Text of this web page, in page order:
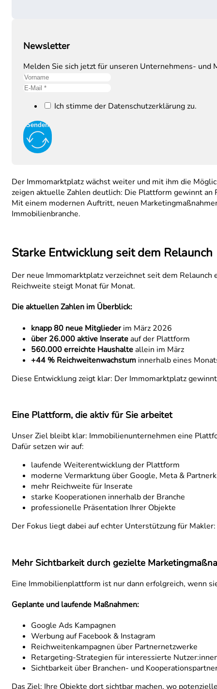
Newsletter
Melden Sie sich jetzt für unseren Unternehmens-
Ich stimme der Datenschutzerklärung zu.
Senden
Der Immomarktplatz wächst weiter und mit ihm die
zeigen aktuelle Zahlen deutlich: Die Plattform gewinnt an
Mit einem modernen Auftritt, neuen
Immobilienbranche.
Starke Entwicklung seit dem Relaunch
Der neue Immomarktplatz verzeichnet seit dem
Reichweite steigt Monat für Monat.
Die aktuellen Zahlen im Überblick:
knapp 80 neue Mitgliederim März 2026
über 26.000 aktive Inserateauf der Plattform
560.000 erreichte Haushalteallein im März
+44 % Reichweitenwachstum innerhalb eines
Diese Entwicklung zeigt klar: Der Immomarktplatz
Eine Plattform, die aktiv für Sie arbeitet
Unser Ziel bleibt klar: Immobilienunternehmen eine
Dafür setzen wir auf:
laufende Weiterentwicklung der Plattform
moderne Vermarktung über Google, Meta &
mehr Reichweite für Inserate
starke Kooperationen innerhalb der Branche
professionelle Präsentation Ihrer Objekte
Der Fokus liegt dabei auf echter Unterstützung für
Mehr Sichtbarkeit durch gezielte
Eine Immobilienplattform ist nur dann erfolgreich, wenn
Geplante und laufende Maßnahmen:
Google Ads Kampagnen
Werbung auf Facebook & Instagram
Reichweitenkampagnen über Partnernetzwerke
Retargeting-Strategien für interessierte
Sichtbarkeit über Branchen- und
Das Ziel: Ihre Objekte dort sichtbar machen, wo